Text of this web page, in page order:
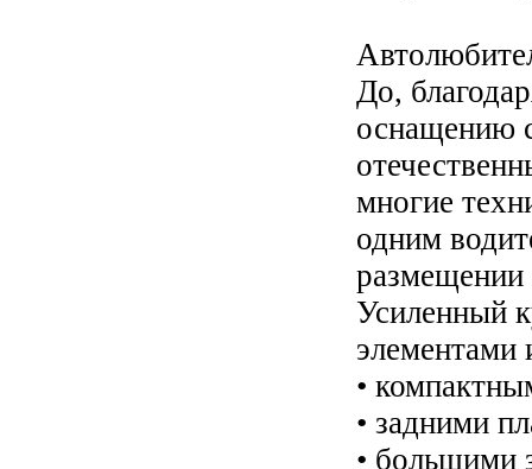
До,
оснащению
многие
одним
размещении
Усиленный
элементами
•
• задними
• большими